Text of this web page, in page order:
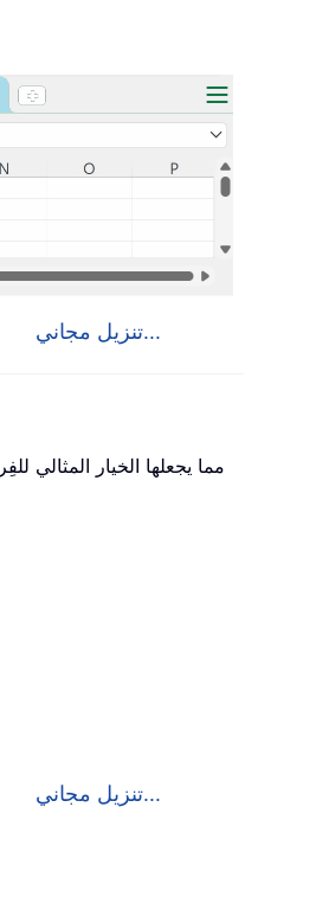
تنزيل مجاني...
تنزيل مجاني...